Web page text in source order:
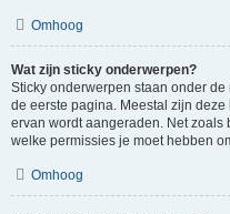
Omhoog
Wat zijn sticky onderwerpen?
Sticky onderwerpen staan onder
de eerste pagina. Meestal zijn
ervan wordt aangeraden. Net
welke permissies je moet hebben
Omhoog